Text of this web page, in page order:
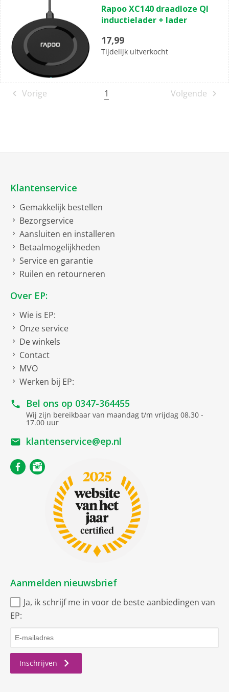
van
de
sterren.
Rapoo XC140 draadloze QI
inductielader + lader
17,99
Tijdelijk uitverkocht
Vorige 1 Volgende
Klantenservice
Gemakkelijk bestellen
Bezorgservice
Aansluiten en installeren
Betaalmogelijkheden
Service en garantie
Ruilen en retourneren
Over EP:
Wie is EP:
Onze service
De winkels
Contact
MVO
Werken bij EP:
Bel ons op 0347-364455
Wij zijn bereikbaar van maandag t/m vrijdag 08.30 -
17.00 uur
klantenservice@ep.nl
Aanmelden nieuwsbrief
Ja, ik schrijf me in voor de beste aanbiedingen van
EP:
Inschrijven